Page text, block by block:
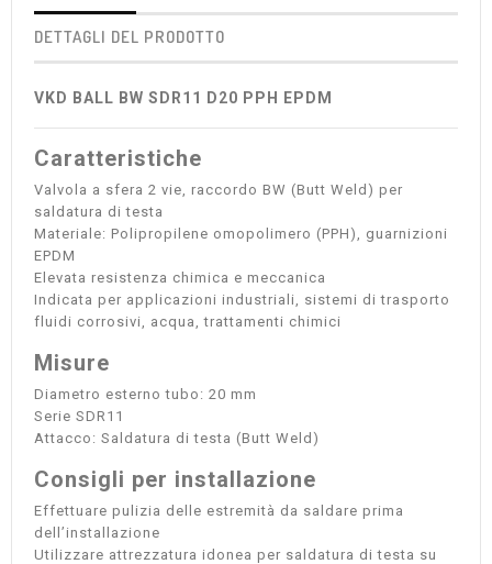
DETTAGLI DEL PRODOTTO
VKD BALL BW SDR11 D20 PPH EPDM
Caratteristiche
Valvola a sfera 2 vie, raccordo BW (Butt Weld) per
saldatura di testa
Materiale: Polipropilene omopolimero (PPH), guarnizioni
EPDM
Elevata resistenza chimica e meccanica
Indicata per applicazioni industriali, sistemi di trasporto
fluidi corrosivi, acqua, trattamenti chimici
Misure
Diametro esterno tubo: 20 mm
Serie SDR11
Attacco: Saldatura di testa (Butt Weld)
Consigli per installazione
Effettuare pulizia delle estremità da saldare prima
dell’installazione
Utilizzare attrezzatura idonea per saldatura di testa su